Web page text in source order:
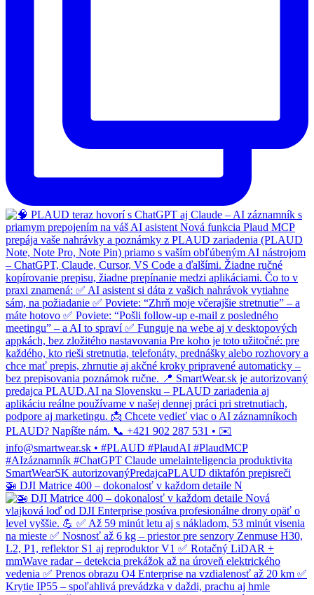
🚁 DJI Matrice 400 – dokonalosť v každom detaile N